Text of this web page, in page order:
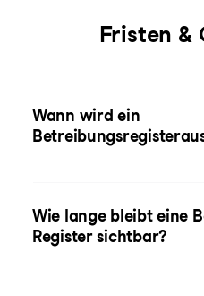
Fristen &
Wann wird ein
Wie lange bleibt eine
Register sichtbar?